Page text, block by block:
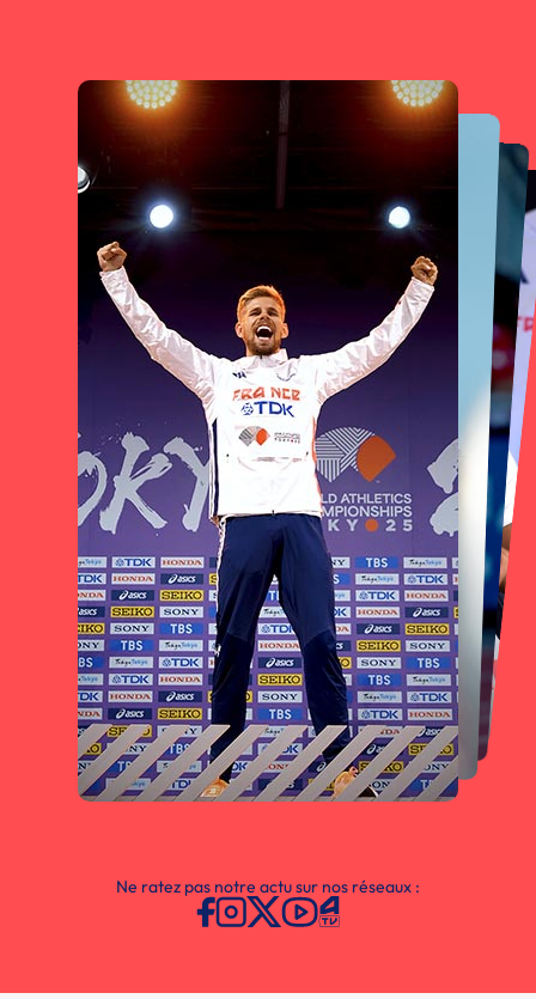
Ne ratez pas notre actu sur nos réseaux :